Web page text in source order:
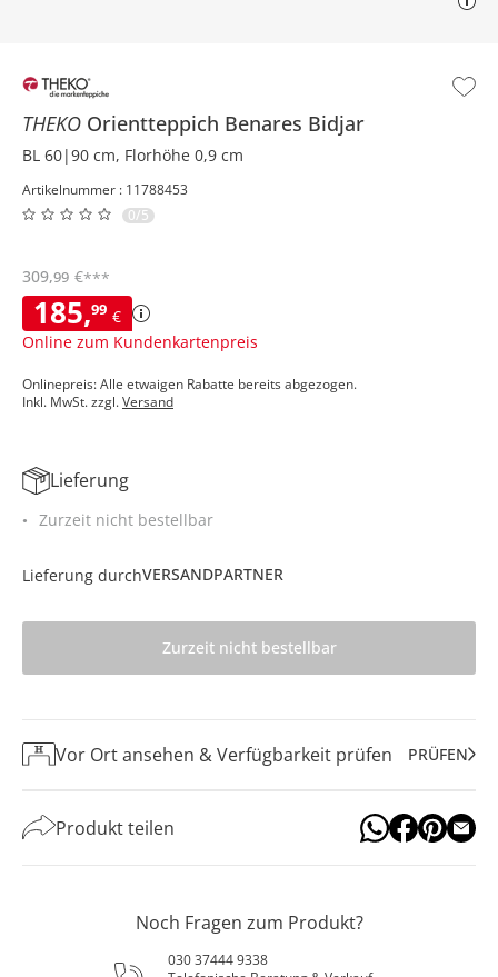
THEKO Orientteppich Benares Bidjar
BL 60|90 cm, Florhöhe 0,9 cm
Artikelnummer : 11788453
0/5
185,99 €
Online zum Kundenkartenpreis
309,99 €***
Onlinepreis: Alle etwaigen Rabatte bereits abgezogen.
Inkl. MwSt. zzgl.Versand
Lieferung
Zurzeit nicht bestellbar
Lieferung durchVERSANDPARTNER
Zurzeit nicht bestellbar
Vor Ort ansehen & Verfügbarkeit prüfen PRÜFEN
Produkt teilen
Noch Fragen zum Produkt?
030 37444 9338